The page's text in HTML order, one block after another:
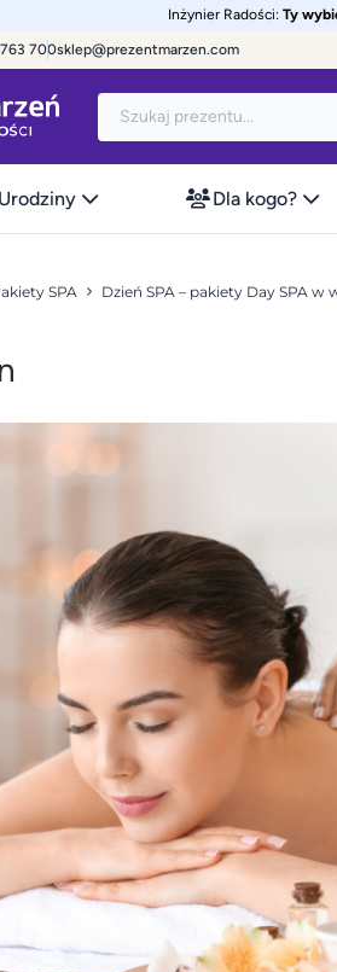
Inżynier Radości: Ty
700sklep@prezentmarzen.com
Urodziny Dla kogo?
SPA Dzień SPA – pakiety Day SPA